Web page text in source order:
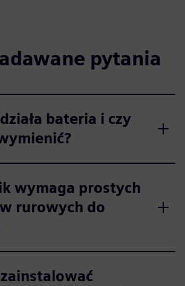
pytania
bateria i czy
wymaga prostych
rurowych do